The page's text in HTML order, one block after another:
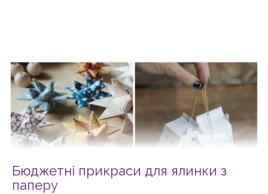
Бюджетні прикраси для ялинки з
паперу